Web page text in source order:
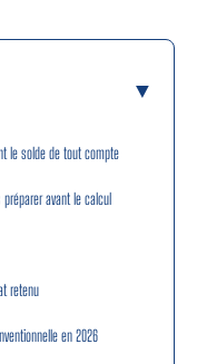
le solde de tout compte
avant le calcul
retenu
en 2026